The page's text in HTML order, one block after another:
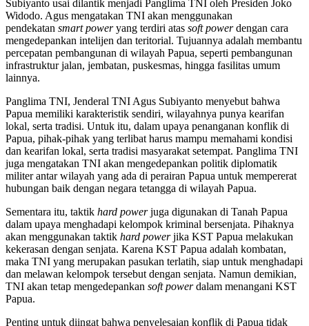
Subiyanto usai dilantik menjadi Panglima TNI oleh Presiden Joko
Widodo. Agus mengatakan TNI akan menggunakan
pendekatan smart poweryang terdiri atas soft powerdengan cara
mengedepankan intelijen dan teritorial. Tujuannya adalah membantu
percepatan pembangunan di wilayah Papua, seperti pembangunan
infrastruktur jalan, jembatan, puskesmas, hingga fasilitas umum
lainnya.
Panglima TNI, Jenderal TNI Agus Subiyanto menyebut bahwa
Papua memiliki karakteristik sendiri, wilayahnya punya kearifan
lokal, serta tradisi. Untuk itu, dalam upaya penanganan konflik di
Papua, pihak-pihak yang terlibat harus mampu memahami kondisi
dan kearifan lokal, serta tradisi masyarakat setempat. Panglima TNI
juga mengatakan TNI akan mengedepankan politik diplomatik
militer antar wilayah yang ada di perairan Papua untuk mempererat
hubungan baik dengan negara tetangga di wilayah Papua.
Sementara itu, taktik hard powerjuga digunakan di Tanah Papua
dalam upaya menghadapi kelompok kriminal bersenjata. Pihaknya
akan menggunakan taktik hard powerjika KST Papua melakukan
kekerasan dengan senjata. Karena KST Papua adalah kombatan,
maka TNI yang merupakan pasukan terlatih, siap untuk menghadapi
dan melawan kelompok tersebut dengan senjata. Namun demikian,
TNI akan tetap mengedepankan soft powerdalam menangani KST
Papua.
Penting untuk diingat bahwa penyelesaian konflik di Papua tidak